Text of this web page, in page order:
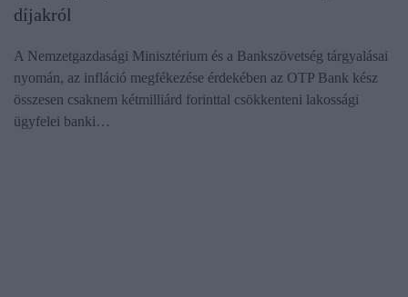
díjakról
A Nemzetgazdasági Minisztérium és a Bankszövetség tárgyalásai
nyomán, az infláció megfékezése érdekében az OTP Bank kész
összesen csaknem kétmilliárd forinttal csökkenteni lakossági
ügyfelei banki…